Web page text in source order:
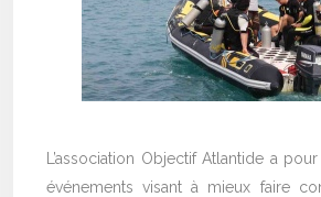
L’association Objectif Atlantide a
événements visant à mieux faire